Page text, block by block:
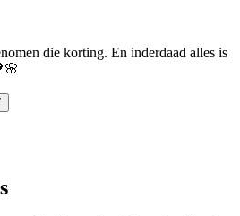
die korting. En inderdaad alles is